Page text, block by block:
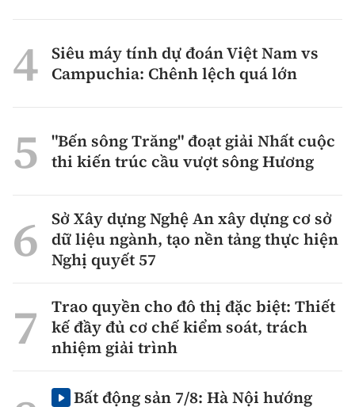
Siêu máy tính dự đoán Việt Nam vs
Campuchia: Chênh lệch quá lớn
"Bến sông Trăng" đoạt giải Nhất cuộc
thi kiến trúc cầu vượt sông Hương
Sở Xây dựng Nghệ An xây dựng cơ sở
dữ liệu ngành, tạo nền tảng thực hiện
Nghị quyết 57
Trao quyền cho đô thị đặc biệt: Thiết
kế đầy đủ cơ chế kiểm soát, trách
nhiệm giải trình
Bất động sản 7/8: Hà Nội hướng